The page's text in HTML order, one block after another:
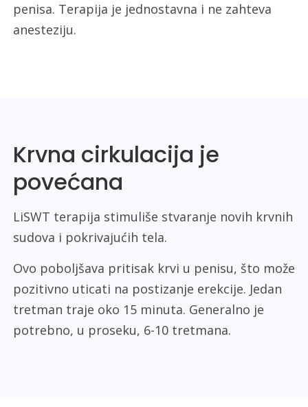
penisa. Terapija je jednostavna i ne zahteva
anesteziju.
Krvna cirkulacija je
povećana
LiSWT terapija stimuliše stvaranje novih krvnih
sudova i pokrivajućih tela.
Ovo poboljšava pritisak krvi u penisu, što može
pozitivno uticati na postizanje erekcije. Jedan
tretman traje oko 15 minuta. Generalno je
potrebno, u proseku, 6-10 tretmana.